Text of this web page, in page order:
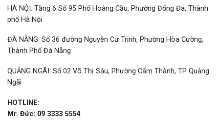
HÀ NỘI: Tầng 6 Số 95 Phố Hoàng Cầu, Phường Đống Đa, Thành
phố Hà Nội
ĐÀ NẴNG: Số 36 đường Nguyễn Cư Trinh, Phường Hòa Cường,
Thành Phố Đà Nẵng
QUẢNG NGÃI: Số 02 Võ Thị Sáu, Phường Cẩm Thành, TP Quảng
Ngãi
HOTLINE:
Mr. Đức: 09 3333 5554